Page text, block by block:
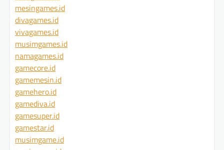
mesingames.id
divagames.id
vivagames.id
musimgames.id
namagames.id
gamecore.id
gamemesin.id
gamehero.id
gamediva.id
gamesuper.id
gamestar.id
musimgame.id